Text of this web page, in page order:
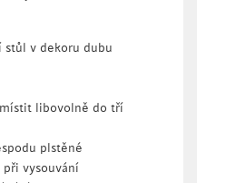
stůl v dekoru dubu
libovolně do tří
plstěné
vysouvání